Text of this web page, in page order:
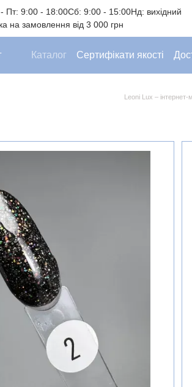
Пт: 9:00 - 18:00Сб: 9:00 - 15:00Нд: вихідний
на замовлення від 3 000 грн
Каталог Сертифікати якості
Leoni Lux – інтернет-